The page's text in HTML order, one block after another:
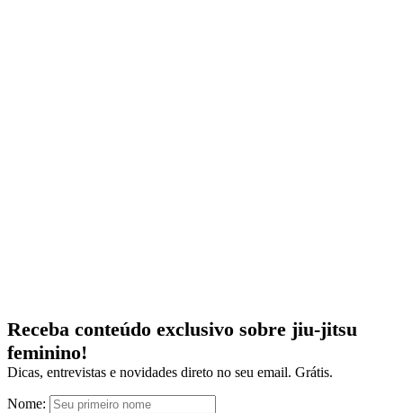
Receba conteúdo exclusivo sobre jiu-jitsu
feminino!
Dicas, entrevistas e novidades direto no seu email. Grátis.
Nome: